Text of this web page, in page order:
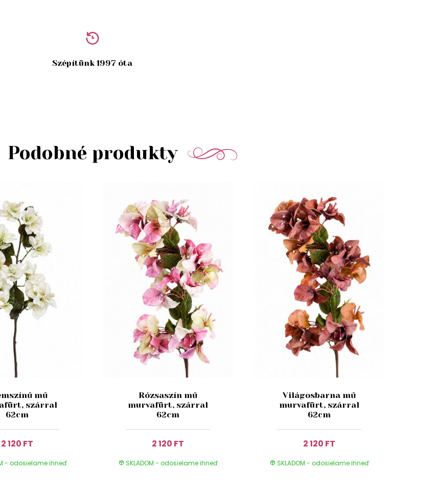
Szépítünk 1997 óta
Podobné produkty
mű
szárral
62cm
2 120 FT
- odosielame ihneď
Rózsaszín mű
murvafürt, szárral
62cm
2 120 FT
SKLADOM - odosielame ihneď
Világosbarna mű
murvafürt, szárral
62cm
2 120 FT
SKLADOM - odosielame ihneď